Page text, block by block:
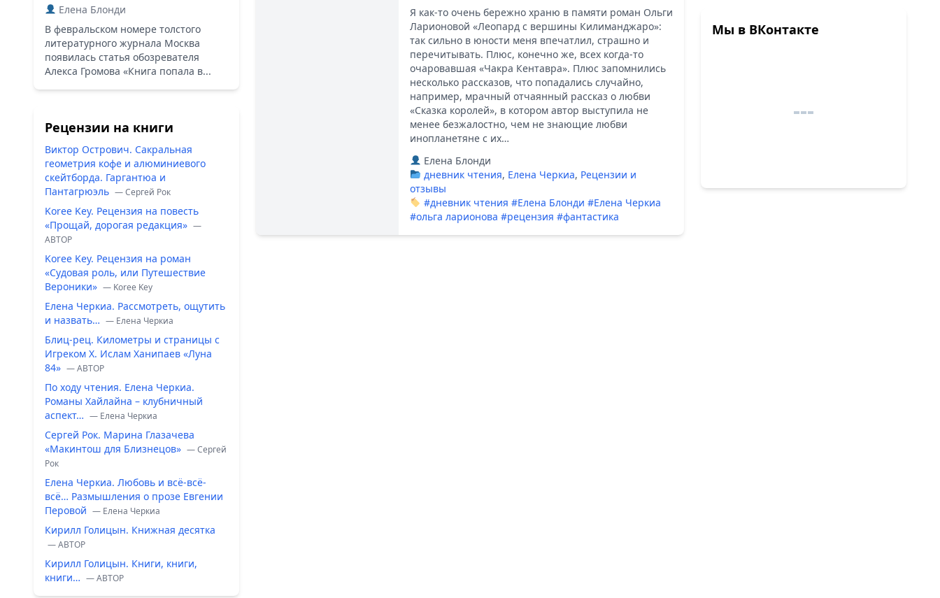
Елена Блонди
В февральском номере толстого
литературного журнала Москва
появилась статья обозревателя
Алекса Громова «Книга попала в...
Рецензии на книги
Виктор Острович. Сакральная
геометрия кофе и алюминиевого
скейтборда. Гаргантюа и
Пантагрюэль — Сергей Рок
Koree Key. Рецензия на повесть
«Прощай, дорогая редакция» —
ABTOP
Koree Key. Рецензия на роман
«Судовая роль, или Путешествие
Вероники» — Koree Key
Елена Черкиа. Рассмотреть, ощутить
и назвать… — Елена Черкиа
Блиц-рец. Километры и страницы с
Игреком Х. Ислам Ханипаев «Луна
84» — ABTOP
По ходу чтения. Елена Черкиа.
Романы Хайлайна – клубничный
аспект… — Елена Черкиа
Сергей Рок. Марина Глазачева
«Макинтош для Близнецов» — Сергей
Рок
Елена Черкиа. Любовь и всё-всё-
всё… Размышления о прозе Евгении
Перовой — Елена Черкиа
Кирилл Голицын. Книжная десятка
— ABTOP
Кирилл Голицын. Книги, книги,
книги… — ABTOP
Я как-то очень бережно храню в памяти роман Ольги
Ларионовой «Леопард с вершины Килиманджаро»:
так сильно в юности меня впечатлил, страшно и
перечитывать. Плюс, конечно же, всех когда-то
очаровавшая «Чакра Кентавра». Плюс запомнились
несколько рассказов, что попадались случайно,
например, мрачный отчаянный рассказ о любви
«Сказка королей», в котором автор выступила не
менее безжалостно, чем не знающие любви
инопланетяне с их…
Елена Блонди
дневник чтения, Елена Черкиа, Рецензии и
отзывы
#дневник чтения #Елена Блонди #Елена Черкиа
#ольга ларионова #рецензия #фантастика
Мы в ВКонтакте